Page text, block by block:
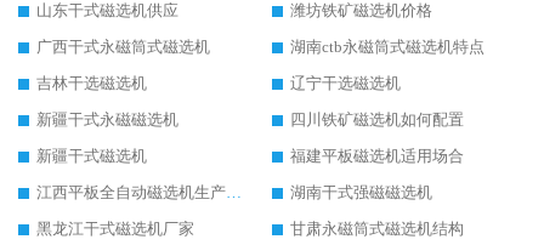
山东干式磁选机供应
潍坊铁矿磁选机价格
广西干式永磁筒式磁选机
湖南ctb永磁筒式磁选机特点
吉林干选磁选机
辽宁干选磁选机
新疆干式永磁磁选机
四川铁矿磁选机如何配置
新疆干式磁选机
福建平板磁选机适用场合
江西平板全自动磁选机生产厂家
湖南干式强磁磁选机
黑龙江干式磁选机厂家
甘肃永磁筒式磁选机结构